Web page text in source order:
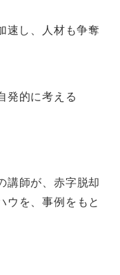
速し、人材も争奪
発的に考える
講師が、赤字脱却
ウを、事例をもと